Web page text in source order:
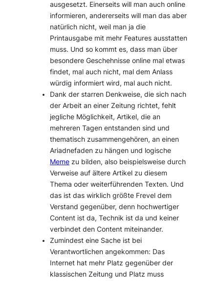
ausgesetzt. Einerseits will man auch online
informieren, andererseits will man das aber
natürlich nicht, weil man ja die
Printausgabe mit mehr Features ausstatten
muss. Und so kommt es, dass man über
besondere Geschehnisse online mal etwas
findet, mal auch nicht, mal dem Anlass
würdig informiert wird, mal auch nicht.
Dank der starren Denkweise, die sich nach
der Arbeit an einer Zeitung richtet, fehlt
jegliche Möglichkeit, Artikel, die an
mehreren Tagen entstanden sind und
thematisch zusammengehören, an einen
Ariadnefaden zu hängen und logische
Meme zu bilden, also beispielsweise durch
Verweise auf ältere Artikel zu diesem
Thema oder weiterführenden Texten. Und
das ist das wirklich größte Frevel dem
Verstand gegenüber, denn hochwertiger
Content ist da, Technik ist da und keiner
verbindet den Content miteinander.
Zumindest eine Sache ist bei
Verantwortlichen angekommen: Das
Internet hat mehr Platz gegenüber der
klassischen Zeitung und Platz muss